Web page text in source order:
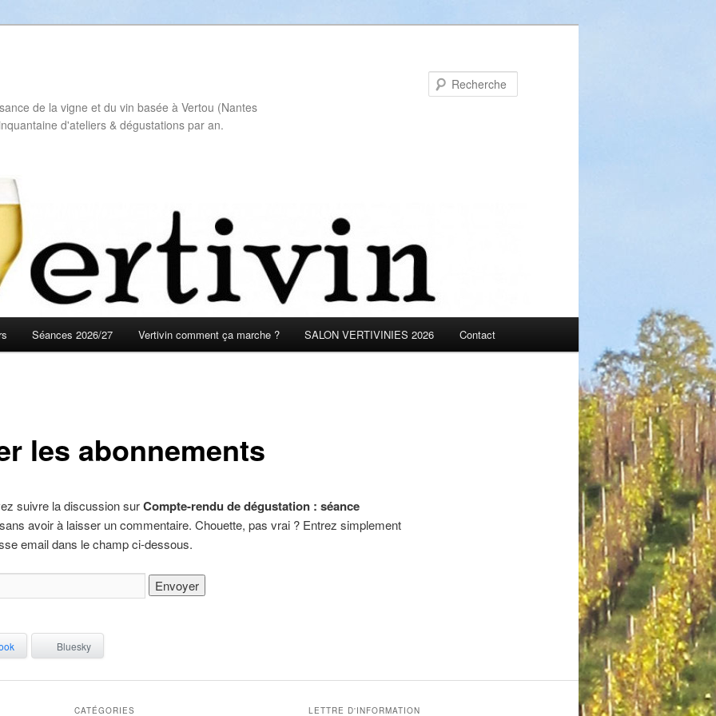
de la vigne et du vin basée à Vertou (Nantes
d'ateliers & dégustations par an.
Séances 2026/27 Vertivin comment ça marche ? SALON VERTIVINIES 2026 Contact
les abonnements
suivre la discussion surCompte-rendu de dégustation : séance
avoir à laisser un commentaire. Chouette, pas vrai ? Entrez simplement
email dans le champ ci-dessous.
Bluesky
CATÉGORIES LETTRE D'INFORMATION